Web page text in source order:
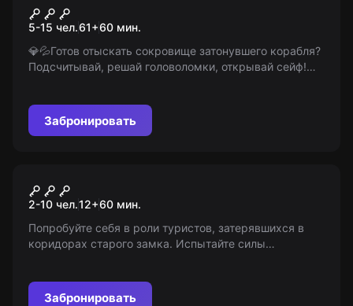
Поиск сокровищ
5-15 чел.61+60 мин.
💎💦Готов отыскать сокровище затонувшего корабля?
Подсчитывай, решай головоломки, открывай сейф!
Забронировать
Тайна красного замка
2-10 чел.12+60 мин.
Попробуйте себя в роли туристов, затерявшихся в
коридорах старого замка. Испытайте силы
услуг несет организатор игры.
Забронировать